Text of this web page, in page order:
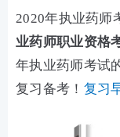
2020年执业药师
业药师职业资格
年执业药师考试
复习备考！ 复习